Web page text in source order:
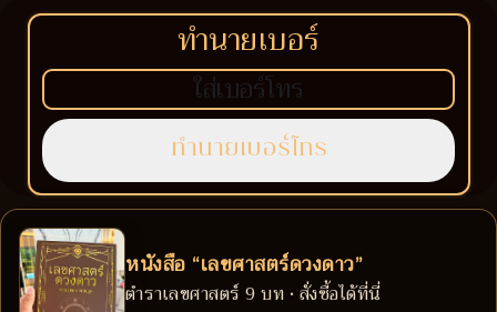
ทำนายเบอร์
หนังสือ “เลขศาสตร์ดวงดาว”
ตำราเลขศาสตร์ 9 บท • สั่งซื้อได้ที่นี่